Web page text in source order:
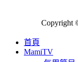
Copyright
首頁
MamiTV